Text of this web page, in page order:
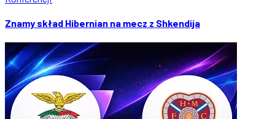
Znamy skład Hibernian na mecz z Shkendija